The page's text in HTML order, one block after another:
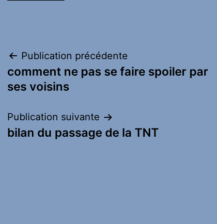
Navigation
de
Publication précédente
comment ne pas se faire spoiler par
ses voisins
Publication suivante
bilan du passage de la TNT